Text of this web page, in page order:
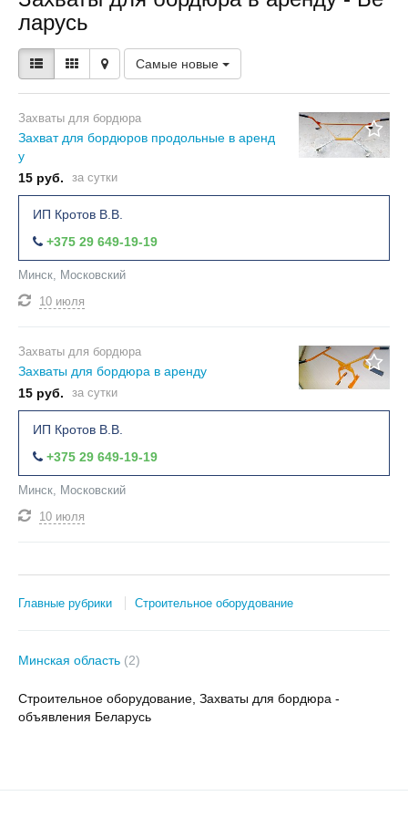
ларусь
Самые новые
Захваты для бордюра
Захват для бордюров продольные в аренд
у
15 руб.
за сутки
ИП Кротов В.В.
+375 29 649-19-19
Минск, Московский
10 июля
Захваты для бордюра
Захваты для бордюра в аренду
15 руб.
за сутки
ИП Кротов В.В.
+375 29 649-19-19
Минск, Московский
10 июля
Главные рубрики Строительное оборудование
Минская область (2)
Строительное оборудование, Захваты для бордюра -
объявления Беларусь